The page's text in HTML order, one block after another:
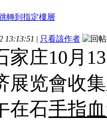
13:13:51 | 只看該作者
家庄10月
展览會收
在石手指